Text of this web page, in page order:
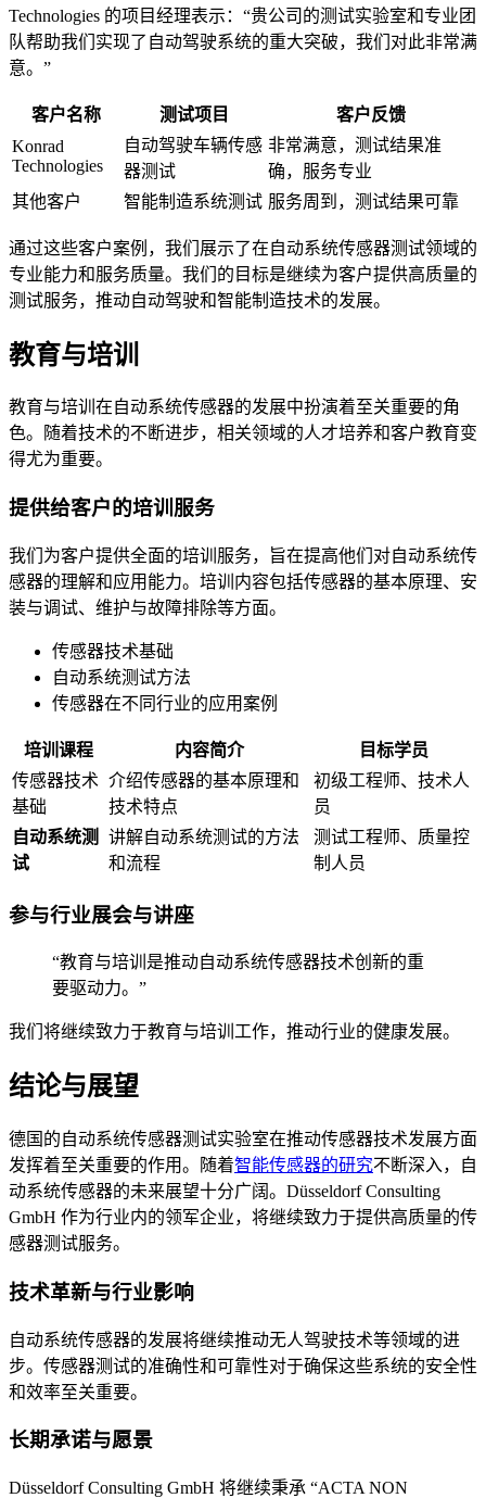
Technologies 的项目经理表示：“贵公司的测试实验室和专业团
队帮助我们实现了自动驾驶系统的重大突破，我们对此非常满
意。”
客户名称 测试项目
客户反馈
Konrad
Technologies
自动驾驶车辆传感
器测试
非常满意，测试结果准
确，服务专业
其他客户
智能制造系统测试 服务周到，测试结果可靠
通过这些客户案例，我们展示了在自动系统传感器测试领域的
专业能力和服务质量。我们的目标是继续为客户提供高质量的
测试服务，推动自动驾驶和智能制造技术的发展。
教育与培训
教育与培训在自动系统传感器的发展中扮演着至关重要的角
色。随着技术的不断进步，相关领域的人才培养和客户教育变
得尤为重要。
提供给客户的培训服务
我们为客户提供全面的培训服务，旨在提高他们对自动系统传
感器的理解和应用能力。培训内容包括传感器的基本原理、安
装与调试、维护与故障排除等方面。
传感器技术基础
自动系统测试方法
传感器在不同行业的应用案例
培训课程 内容简介
目标学员
传感器技术
基础
介绍传感器的基本原理和
技术特点
初级工程师、技术人
员
自动系统测
试
讲解自动系统测试的方法
和流程
测试工程师、质量控
制人员
参与行业展会与讲座
“教育与培训是推动自动系统传感器技术创新的重
要驱动力。”
我们将继续致力于教育与培训工作，推动行业的健康发展。
结论与展望
德国的自动系统传感器测试实验室在推动传感器技术发展方面
发挥着至关重要的作用。随着智能传感器的研究不断深入，自
动系统传感器的未来展望十分广阔。Düsseldorf Consulting
GmbH 作为行业内的领军企业，将继续致力于提供高质量的传
感器测试服务。
技术革新与行业影响
自动系统传感器的发展将继续推动无人驾驶技术等领域的进
步。传感器测试的准确性和可靠性对于确保这些系统的安全性
和效率至关重要。
长期承诺与愿景
Düsseldorf Consulting GmbH 将继续秉承 “ACTA NON